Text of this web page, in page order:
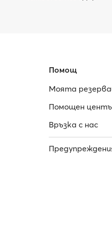
Помощ
Моята
Помощен
Връзка с нас